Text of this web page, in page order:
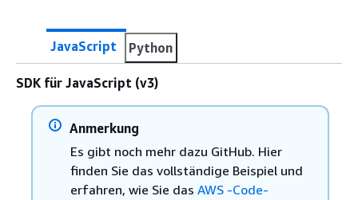
JavaScript Python
SDK für JavaScript (v3)
Anmerkung
Es gibt noch mehr dazu GitHub. Hier
finden Sie das vollständige Beispiel und
erfahren, wie Sie das AWS -Code-